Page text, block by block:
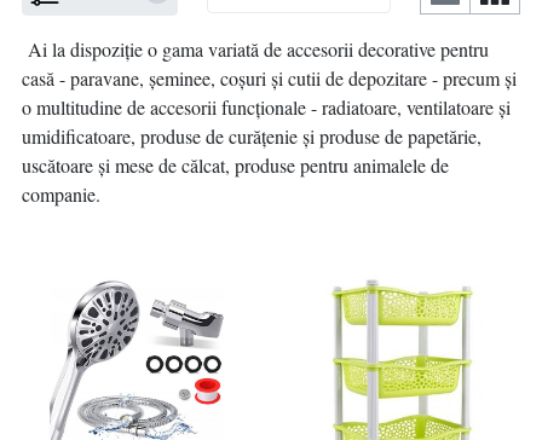
Ai la dispoziție o gama variată de accesorii decorative pentru
casă - paravane, șeminee, coșuri și cutii de depozitare - precum și
o multitudine de accesorii funcționale - radiatoare, ventilatoare și
umidificatoare, produse de curățenie și produse de papetărie,
uscătoare și mese de călcat, produse pentru animalele de
companie.